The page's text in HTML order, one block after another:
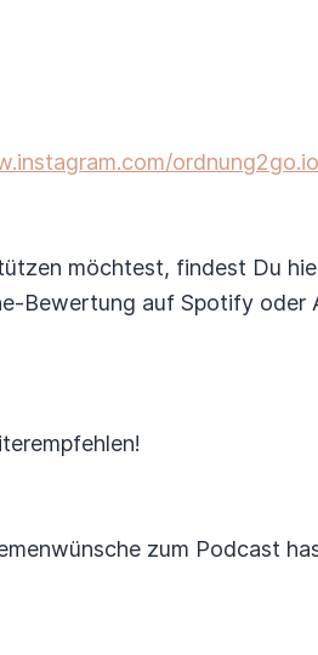
möchtest, findest Du
Bewertung auf Spotify oder
zum Podcast